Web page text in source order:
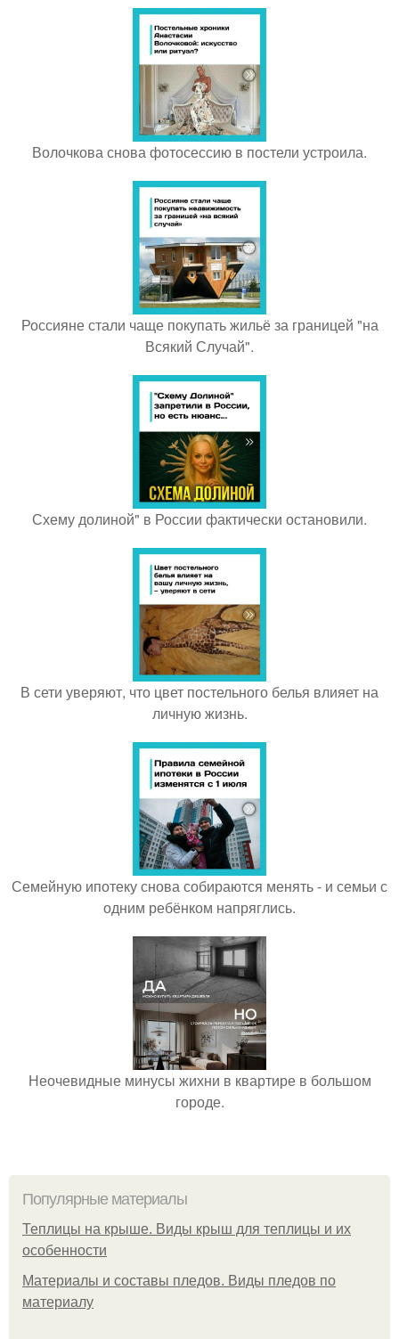
Волочкова снова фотосессию в постели устроила.
Россияне стали чаще покупать жильё за границей "на
Всякий Случай".
Схему долиной" в России фактически остановили.
В сети уверяют, что цвет постельного белья влияет на
личную жизнь.
Семейную ипотеку снова собираются менять - и семьи с
одним ребёнком напряглись.
Неочевидные минусы жихни в квартире в большом
городе.
Популярные материалы
Теплицы на крыше. Виды крыш для теплицы и их
особенности
Материалы и составы пледов. Виды пледов по
материалу